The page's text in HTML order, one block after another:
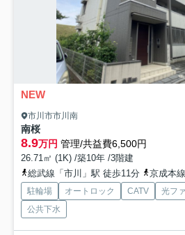
NEW
市川市市川南
南桜
8.9万円 管理/共益費6,500円
26.71㎡ (1K) /築10年 /3階建
総武線「市川」駅 徒歩11分
京成本
駐輪場 オートロック CATV 光フ
公共下水